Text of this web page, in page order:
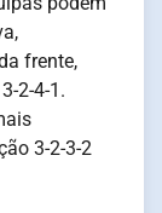
frente,
2-4-1.
3-2-3-2